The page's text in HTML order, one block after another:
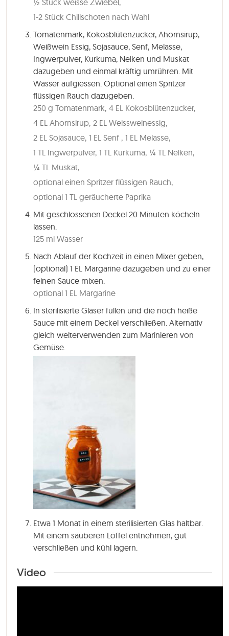
1-2 Stück Chilischoten nach Wahl
Tomatenmark, Kokosblütenzucker, Ahornsirup,
Weißwein Essig, Sojasauce, Senf, Melasse,
Ingwerpulver, Kurkuma, Nelken und Muskat
dazugeben und einmal kräftig umrühren. Mit
Wasser aufgiessen. Optional einen Spritzer
flüssigen Rauch dazugeben.
250 g Tomatenmark, 4 EL Kokosblütenzucker,
4 EL Ahornsirup, 2 EL Weissweinessig,
2 EL Sojasauce, 1 EL Senf , 1 EL Melasse,
1 TL Ingwerpulver, 1 TL Kurkuma, ¼ TL Nelken,
¼ TL Muskat,
optional einen Spritzer flüssigen Rauch,
optional 1 TL geräucherte Paprika
Mit geschlossenen Deckel 20 Minuten köcheln
lassen.
125 ml Wasser
Nach Ablauf der Kochzeit in einen Mixer geben,
(optional) 1 EL Margarine dazugeben und zu einer
feinen Sauce mixen.
optional 1 EL Margarine
In sterilisierte Gläser füllen und die noch heiße
Sauce mit einem Deckel verschließen. Alternativ
gleich weiterverwenden zum Marinieren von
Gemüse.
Etwa 1 Monat in einem sterilisierten Glas haltbar.
Mit einem sauberen Löffel entnehmen, gut
verschließen und kühl lagern.
Video